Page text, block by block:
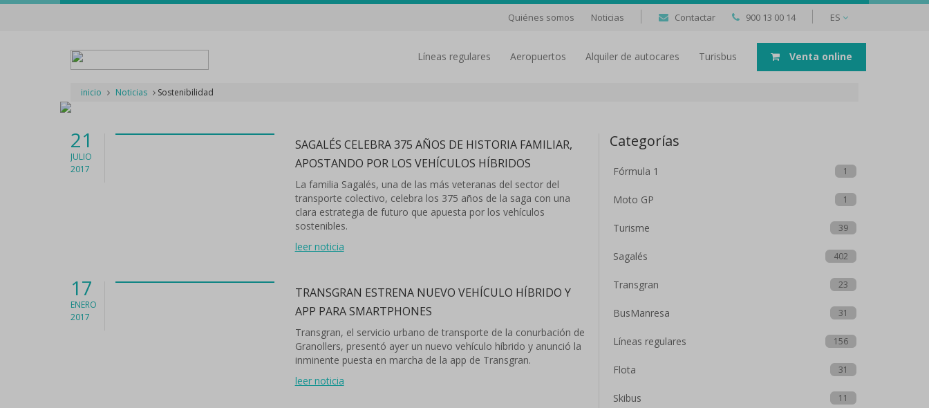
Quiénes somos Noticias Contactar 900 13 00 14 ES
líneas regulares aeropuertos Alquiler de autocares Turisbus Venta online
inicio Noticias Sostenibilidad
21
JULIO
2017
SAGALÉS CELEBRA 375 AÑOS DE HISTORIA FAMILIAR,
APOSTANDO POR LOS VEHÍCULOS HÍBRIDOS
La familia Sagalés, una de las más veteranas del sector del
transporte colectivo, celebra los 375 años de la saga con una
clara estrategia de futuro que apuesta por los vehículos
sostenibles.
leer noticia
17
ENERO
2017
TRANSGRAN ESTRENA NUEVO VEHÍCULO HÍBRIDO Y
APP PARA SMARTPHONES
Transgran, el servicio urbano de transporte de la conurbación de
Granollers, presentó ayer un nuevo vehículo híbrido y anunció la
inminente puesta en marcha de la app de Transgran.
leer noticia
Categorías
Fórmula 1 1
Moto GP 1
Turisme 39
Sagalés 402
Transgran 23
BusManresa 31
Líneas regulares 156
Flota 31
Skibus 11